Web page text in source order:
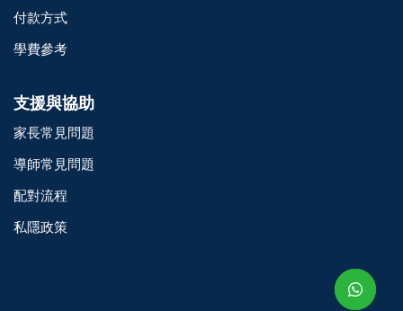
付款方式
學費參考
支援與協助
家長常見問題
導師常見問題
配對流程
私隱政策